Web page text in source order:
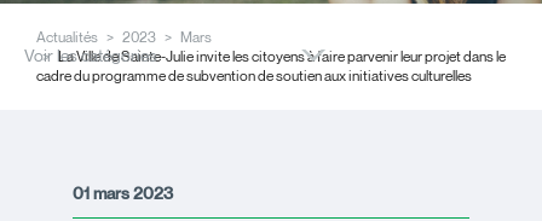
Actualités 2023
Mars
La Ville de Sainte-Julie invite les citoyens à faire parvenir leur projet dans le
cadre du programme de subvention de soutien aux initiatives culturelles
Voir les catégories
01 mars 2023